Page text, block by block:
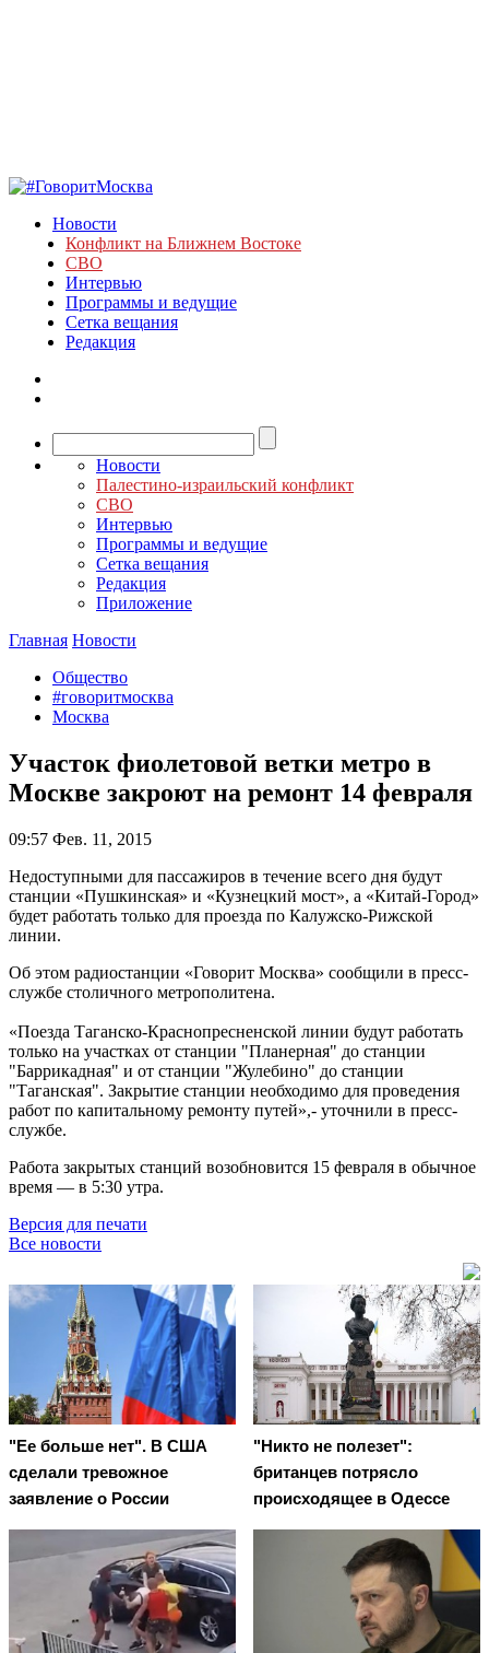
Новости
Конфликт на Ближнем Востоке
СВО
Интервью
Программы и ведущие
Сетка вещания
Редакция
Новости
Палестино-израильский конфликт
СВО
Интервью
Программы и ведущие
Сетка вещания
Редакция
Приложение
Главная Новости
Общество
#говоритмосква
Москва
Участок фиолетовой ветки метро в
Москве закроют на ремонт 14 февраля
09:57 Фев. 11, 2015
Недоступными для пассажиров в течение всего дня будут
станции «Пушкинская» и «Кузнецкий мост», а «Китай-Город»
будет работать только для проезда по Калужско-Рижской
линии.
Об этом радиостанции «Говорит Москва» сообщили в пресс-
службе столичного метрополитена.
«Поезда Таганско-Краснопресненской линии будут работать
только на участках от станции "Планерная" до станции
"Баррикадная" и от станции "Жулебино" до станции
"Таганская". Закрытие станции необходимо для проведения
работ по капитальному ремонту путей»,- уточнили в пресс-
службе.
Работа закрытых станций возобновится 15 февраля в обычное
время — в 5:30 утра.
Версия для печати
Все новости
"Ее больше нет". В США
сделали тревожное
заявление о России
"Никто не полезет":
британцев потрясло
происходящее в Одессе